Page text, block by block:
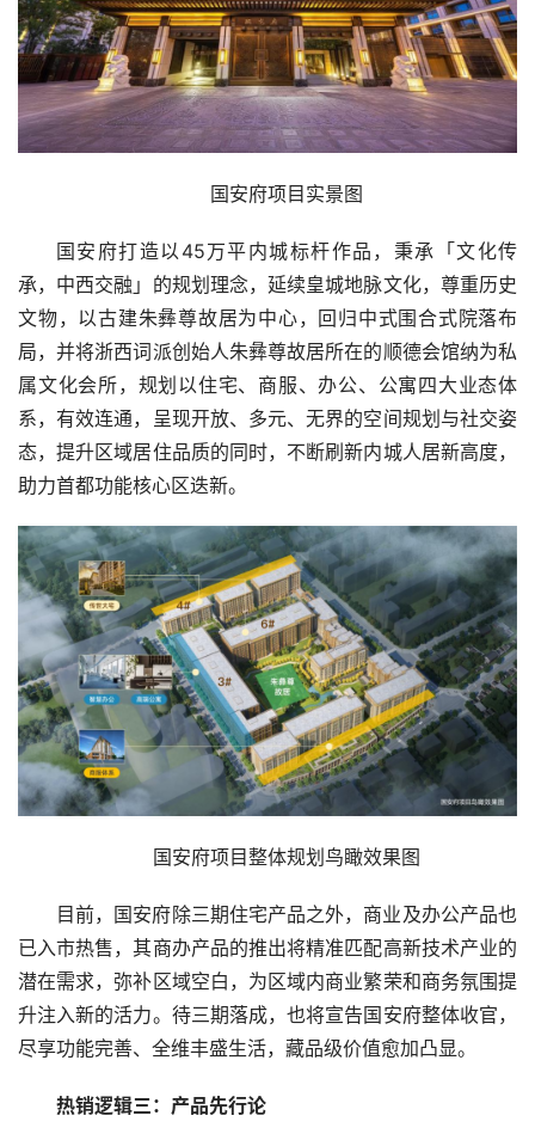
国安府项目实景图
国安府打造以45万平内城标杆作品，秉承「文化传
承，中西交融」的规划理念，延续皇城地脉文化，尊重历史
文物，以古建朱彝尊故居为中心，回归中式围合式院落布
局，并将浙西词派创始人朱彝尊故居所在的顺德会馆纳为私
属文化会所，规划以住宅、商服、办公、公寓四大业态体
系，有效连通，呈现开放、多元、无界的空间规划与社交姿
态，提升区域居住品质的同时，不断刷新内城人居新高度，
助力首都功能核心区迭新。
国安府项目整体规划鸟瞰效果图
目前，国安府除三期住宅产品之外，商业及办公产品也
已入市热售，其商办产品的推出将精准匹配高新技术产业的
潜在需求，弥补区域空白，为区域内商业繁荣和商务氛围提
升注入新的活力。待三期落成，也将宣告国安府整体收官，
尽享功能完善、全维丰盛生活，藏品级价值愈加凸显。
热销逻辑三：产品先行论